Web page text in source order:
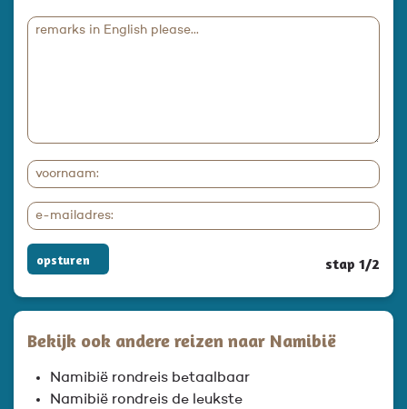
opsturen stap 1/2
Bekijk ook andere reizen naar Namibië
Namibië rondreis betaalbaar
Namibië rondreis de leukste